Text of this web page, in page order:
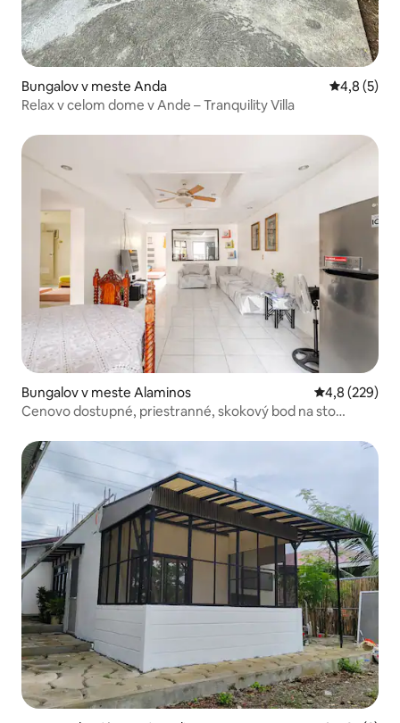
Bungalov v meste Anda Priemerné
4,8 (5)
Relax v celom dome v Ande – Tranquility Villa
Bungalov v meste Alaminos Priemerné
4,8 (229)
Cenovo dostupné, priestranné, skokový bod na sto